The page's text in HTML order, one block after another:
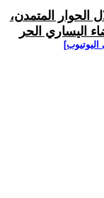
الحوار المتمدن،
اليساري الحر